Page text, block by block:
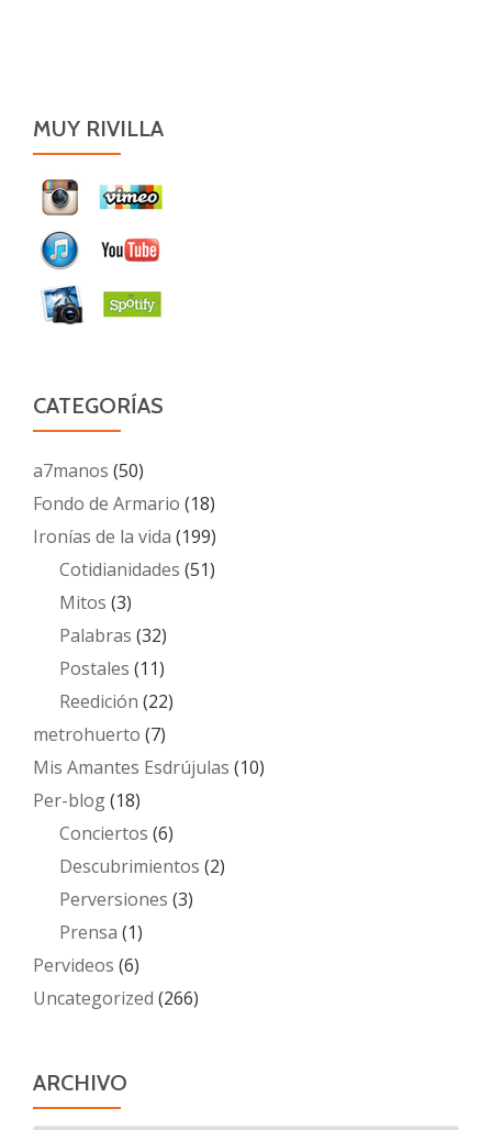
MUY RIVILLA
CATEGORÍAS
a7manos (50)
Fondo de Armario (18)
Ironías de la vida (199)
Cotidianidades (51)
Mitos (3)
Palabras (32)
Postales (11)
Reedición (22)
metrohuerto (7)
Mis Amantes Esdrújulas (10)
Per-blog(18)
Conciertos (6)
Descubrimientos (2)
Perversiones (3)
Prensa (1)
Pervideos (6)
Uncategorized (266)
ARCHIVO